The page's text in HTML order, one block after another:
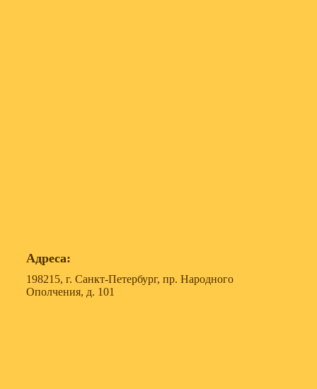
Адреса:
198215, г. Санкт-Петербург, пр. Народного
Ополчения, д. 101